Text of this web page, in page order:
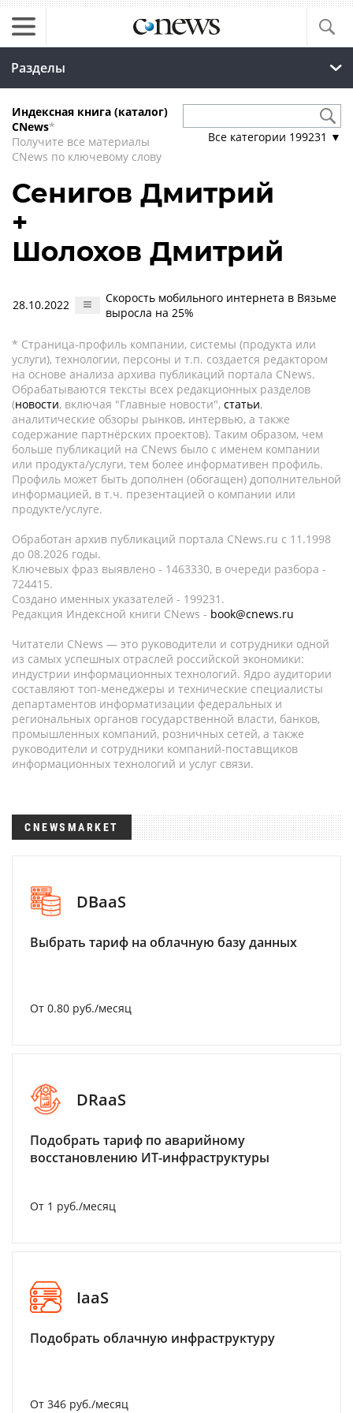
Разделы
Индексная книга (каталог)
CNews*
Получите все материалы
CNews по ключевому слову
Все категории 199231 ▼
Сенигов Дмитрий
+
Шолохов Дмитрий
28.10.2022
Скорость мобильного интернета в Вязьме
выросла на 25%
* Страница-профиль компании, системы (продукта или
услуги), технологии, персоны и т.п. создается редактором
на основе анализа архива публикаций портала CNews.
Обрабатываются тексты всех редакционных разделов
(новости, включая "Главные новости", статьи,
аналитические обзоры рынков, интервью, а также
содержание партнёрских проектов). Таким образом, чем
больше публикаций на CNews было с именем компании
или продукта/услуги, тем более информативен профиль.
Профиль может быть дополнен (обогащен) дополнительной
информацией, в т.ч. презентацией о компании или
продукте/услуге.
Обработан архив публикаций портала CNews.ru c 11.1998
до 08.2026 годы.
Ключевых фраз выявлено - 1463330, в очереди разбора -
724415.
Создано именных указателей - 199231.
Редакция Индексной книги CNews - book@cnews.ru
Читатели CNews — это руководители и сотрудники одной
из самых успешных отраслей российской экономики:
индустрии информационных технологий. Ядро аудитории
составляют топ-менеджеры и технические специалисты
департаментов информатизации федеральных и
региональных органов государственной власти, банков,
промышленных компаний, розничных сетей, а также
руководители и сотрудники компаний-поставщиков
информационных технологий и услуг связи.
CNEWSMARKET
DBaaS
Выбрать тариф на облачную базу данных
От 0.80 руб./месяц
DRaaS
Подобрать тариф по аварийному
восстановлению ИТ-инфраструктуры
От 1 руб./месяц
IaaS
Подобрать облачную инфраструктуру
От 346 руб./месяц